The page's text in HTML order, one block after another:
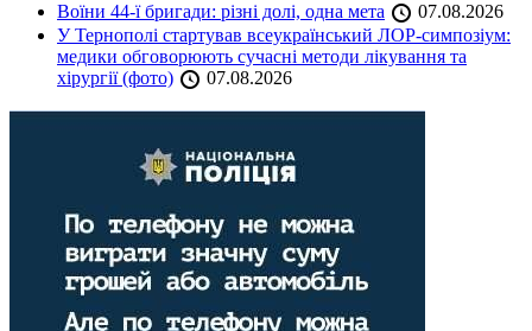
Воїни 44-ї бригади: різні долі, одна мета
07.08.2026
У Тернополі стартував всеукраїнський ЛОР-симпозіум:
медики обговорюють сучасні методи лікування та
хірургії (фото)
07.08.2026